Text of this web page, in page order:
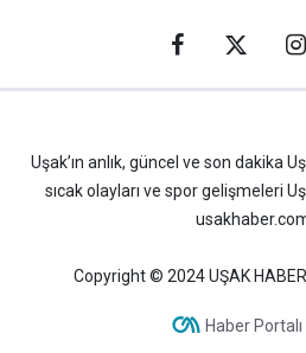
Uşak’ın anlık, güncel ve son dakika
sıcak olayları ve spor gelişmeleri
Copyright © 2024 UŞAK HABER
Haber Portalı